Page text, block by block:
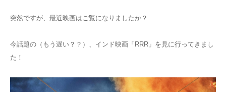
突然ですが、最近映画はご覧になりましたか？
今話題の（もう遅い？？）、インド映画「RRR」を見に行ってきまし
た！